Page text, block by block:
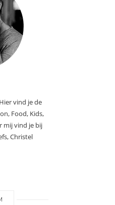
vind je de
Food, Kids,
mij vind je bij
Christel